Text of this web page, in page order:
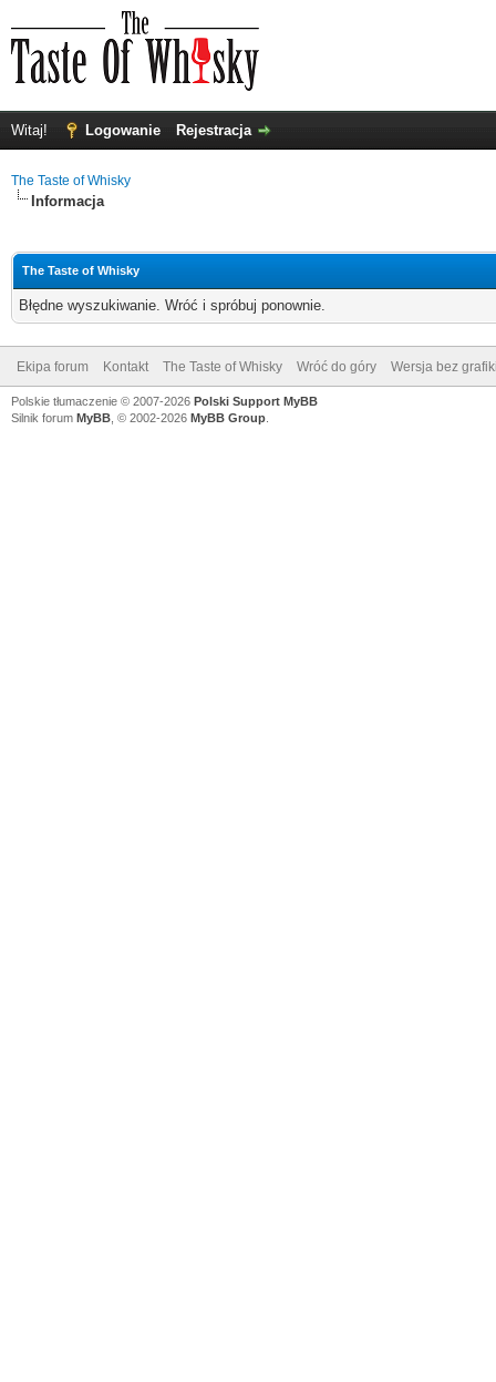
Witaj! Logowanie Rejestracja
The Taste of Whisky
Informacja
The Taste of Whisky
Błędne wyszukiwanie. Wróć i spróbuj ponownie.
Ekipa forum Kontakt The Taste of Whisky Wróć do góry Wersja bez
Polskie tłumaczenie © 2007-2026 Polski Support MyBB
Silnik forum MyBB , © 2002-2026 MyBB Group